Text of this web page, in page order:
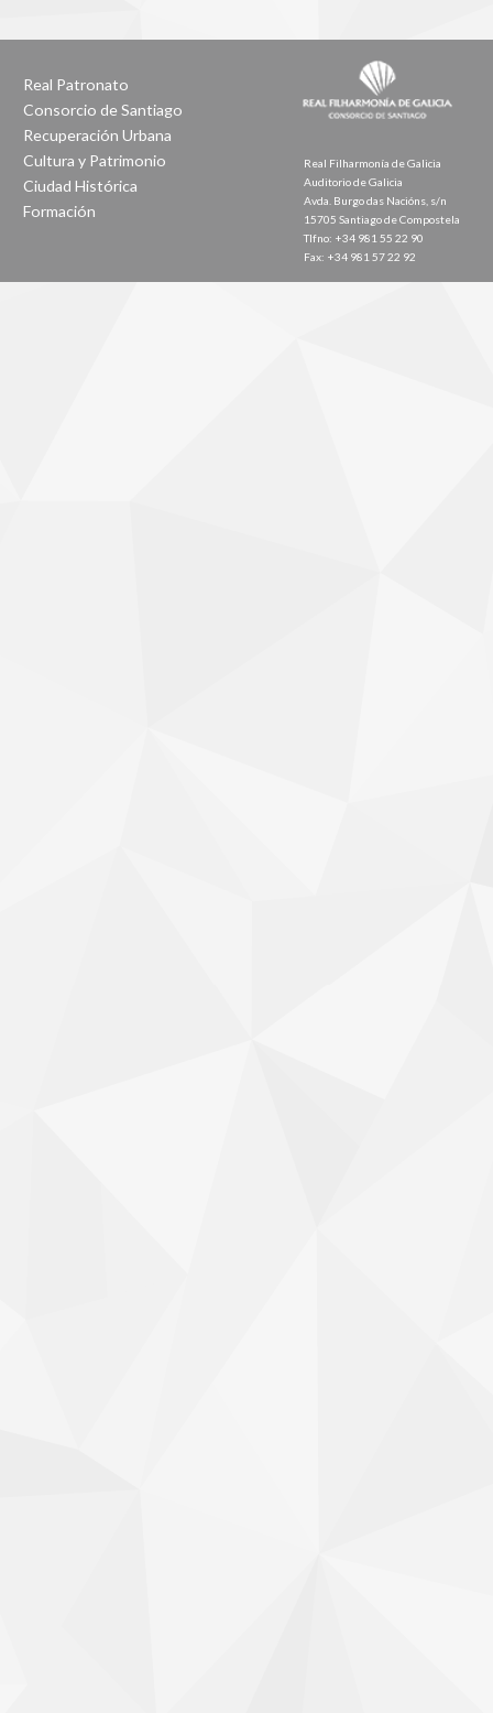
Real Patronato
Consorcio de Santiago
Recuperación Urbana
Cultura y Patrimonio
Ciudad Histórica
Formación
Real Filharmonía de Galicia
Auditorio de Galicia
Avda. Burgo das Nacións, s/n
15705 Santiago de Compostela
Tlfno: +34 981 55 22 90
Fax: +34 981 57 22 92